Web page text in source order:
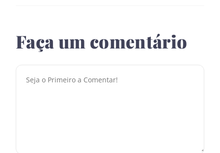
Faça um comentário